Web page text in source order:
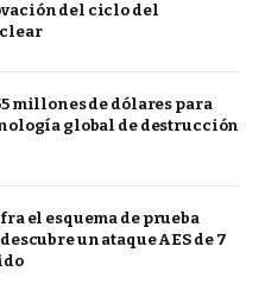
del ciclo del
millones de dólares para
global de destrucción
el esquema de prueba
un ataque AES de 7